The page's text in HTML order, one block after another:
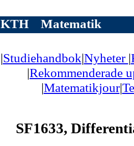
KTH Matematik
|Studiehandbok|Nyheter |
|Rekommenderade
|Matematikjour|
SF1633,